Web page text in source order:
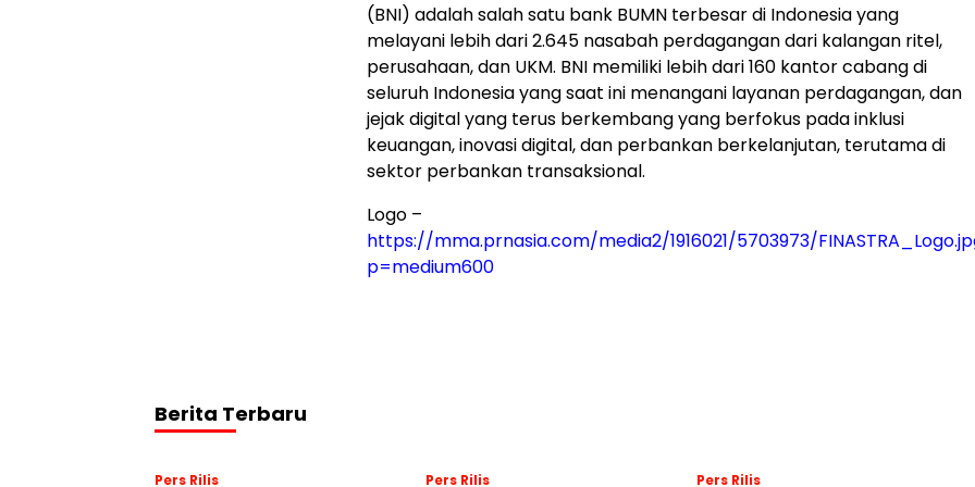
(BNI) adalah salah satu bank BUMN terbesar di Indonesia yang
melayani lebih dari 2.645 nasabah perdagangan dari kalangan ritel,
perusahaan, dan UKM. BNI memiliki lebih dari 160 kantor cabang di
seluruh Indonesia yang saat ini menangani layanan perdagangan, dan
jejak digital yang terus berkembang yang berfokus pada inklusi
keuangan, inovasi digital, dan perbankan berkelanjutan, terutama di
sektor perbankan transaksional.
Logo –
https://mma.prnasia.com/media2/1916021/5703973/
p=medium600
Berita Terbaru
Pers Rilis Pers Rilis Pers Rilis